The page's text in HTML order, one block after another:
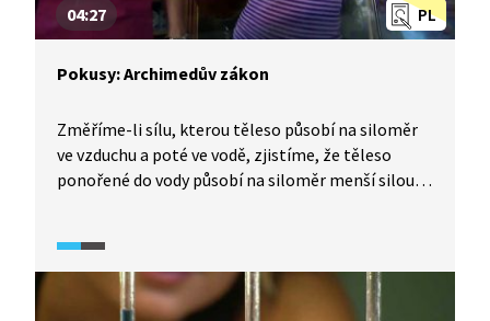
PL
04:27
Pokusy: Archimedův zákon
Změříme-li sílu, kterou těleso působí na siloměr
ve vzduchu a poté ve vodě, zjistíme, že těleso
ponořené do vody působí na siloměr menší silou
Tuto vztlakovou sílu objevil již ve starověkém
Řecku Archimedes. Názorně si Archimedův zákon
předvedeme na pokusu, při kterém člověk vleze